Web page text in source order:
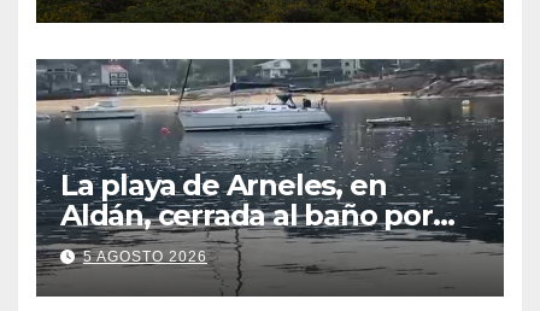
La playa de Arneles, en
Aldán, cerrada al baño por
contaminación del agua tras
detectarse restos fecales
5 AGOSTO 2026